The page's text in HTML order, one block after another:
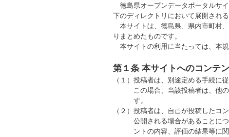
徳島県オープンデータポータルサ
下のディレクトリにおいて展開され
本サイトは、徳島県、県内市町村
りまとめたものです。
本サイトの利用に当たっては、本
第１条 本サイトへのコンテ
（１） 投稿者は、別途定める手続に
この場合、当該投稿者は、他
す。
（２） 投稿者は、自己が投稿したコ
公開される場合があることに
ントの内容、評価の結果等に